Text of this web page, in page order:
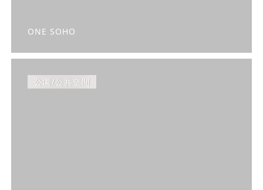
ONE SOHO
公園/公共空間